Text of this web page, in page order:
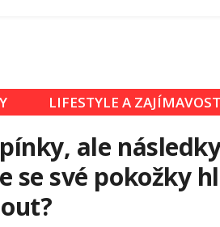
LIFESTYLE A
ale
se své pokožky